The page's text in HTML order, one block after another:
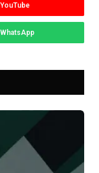
YouTube
WhatsApp